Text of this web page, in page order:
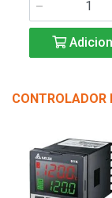
CONTROLADOR